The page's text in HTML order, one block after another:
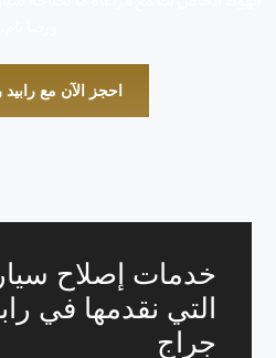
احجز الآن مع
خدمات إصلاح
التي نقدمها في
جراج